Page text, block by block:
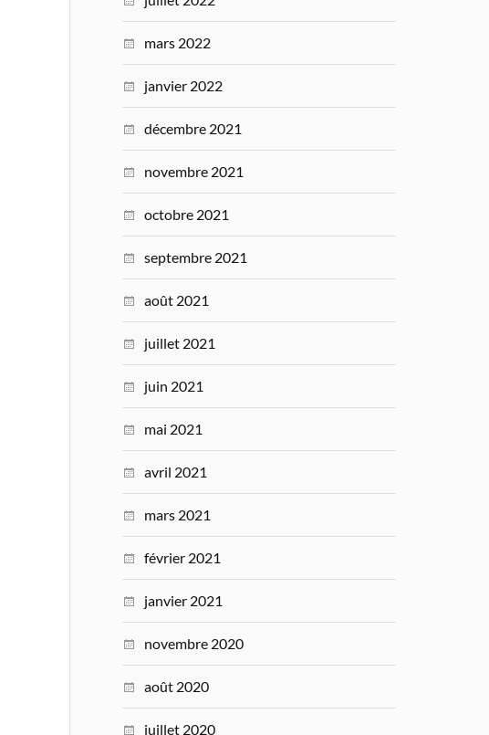
mars 2022
janvier 2022
décembre 2021
novembre 2021
octobre 2021
septembre 2021
août 2021
juillet 2021
juin 2021
mai 2021
avril 2021
mars 2021
février 2021
janvier 2021
novembre 2020
août 2020
juillet 2020